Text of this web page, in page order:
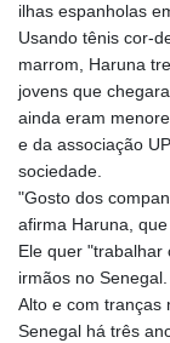
ilhas espanholas
Usando tênis cor-
marrom, Haruna
jovens que
ainda eram
e da associação
sociedade.
"Gosto dos
afirma Haruna,
Ele quer "trabalhar
irmãos no Senegal.
Alto e com tranças
Senegal há três